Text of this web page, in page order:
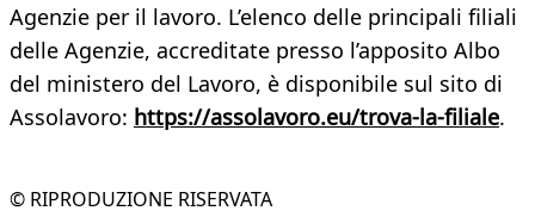
Agenzie per il lavoro. L’elenco delle principali filiali
delle Agenzie, accreditate presso l’apposito Albo
del ministero del Lavoro, è disponibile sul sito di
Assolavoro: https://assolavoro.eu/trova-la-filiale.
© RIPRODUZIONE RISERVATA